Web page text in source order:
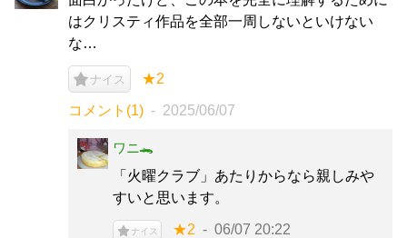
はクリスティ作品を全部一周しないといけない
な…
ナイス ★2
コメント(1) 2025/06/07
ワニ🐊
「火曜クラブ」あたりからなら親しみや
すいと思います。
ナイス ★2 06/07 20:22